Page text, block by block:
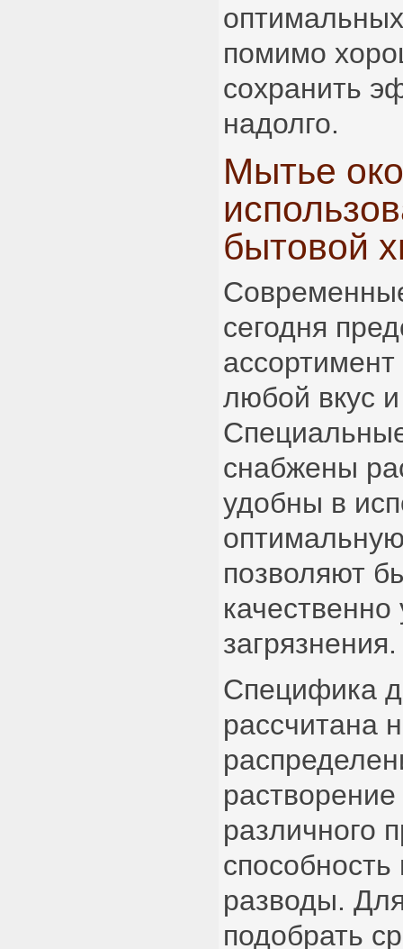
помимо
сохранить
надолго.
Мытье
бытовой
сегодня
любой вкус
снабжены
удобны в
позволяют
качественно
загрязнения.
Специфика
рассчитана
различного
способность
разводы.
подобрать